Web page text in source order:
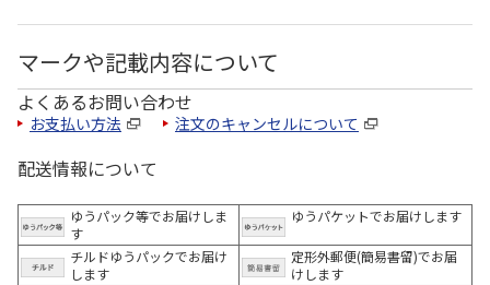
マークや記載内容について
よくあるお問い合わせ
お支払い方法 注文のキャンセルについて
配送情報について
ゆうパック等でお届けしま
す
ゆうパケットでお届けします
チルドゆうパックでお届け
します
定形外郵便(簡易書留)でお届
けします